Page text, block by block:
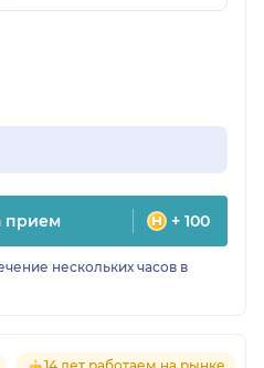
прием + 100
нескольких часов в